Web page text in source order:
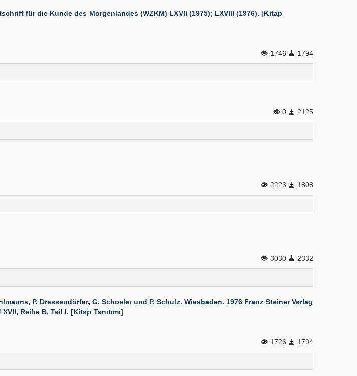
für die Kunde des Morgenlandes (WZKM) LXVII (1975); LXVIII (1976). [Kitap
1746 1794
0 2125
2223 1808
3030 2332
P. Dressendörfer, G. Schoeler und P. Schulz. Wiesbaden. 1976 Franz Steiner Verlag
Reihe B, Teil I. [Kitap Tanıtımı]
1726 1794